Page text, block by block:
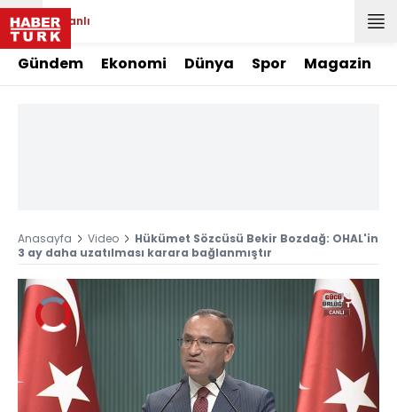
Canlı
Gündem Ekonomi Dünya Spor Magazin
Anasayfa Video
Hükümet Sözcüsü Bekir Bozdağ: OHAL'in
3 ay daha uzatılması karara bağlanmıştır
Video
Oynatıcısı
yükleniyor.